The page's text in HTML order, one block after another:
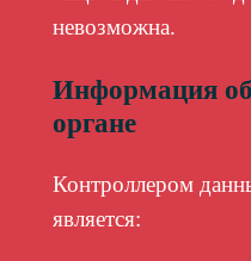
невозможна.
Информация об
органе
Контроллером
является: